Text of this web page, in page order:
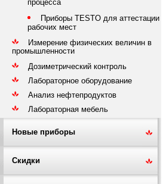
процесса
Приборы TESTO для аттестации
рабочих мест
Измерение физических величин в
промышленности
Дозиметрический контроль
Лабораторное оборудование
Анализ нефтепродуктов
Лабораторная мебель
Новые приборы
Скидки